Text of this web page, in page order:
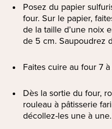
Posez du papier
four. Sur le papier,
de la taille d’une noix
de 5 cm. Saupoudrez
Faites cuire au four 7 à
Dès la sortie du four,
rouleau à pâtisserie
décollez-les une à une.